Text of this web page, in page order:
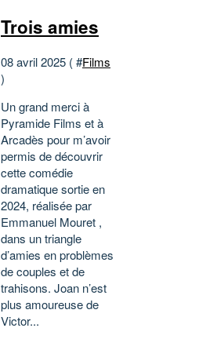
Trois amies
08 avril 2025 ( #Films
)
Un grand merci à
Pyramide Films et à
Arcadès pour m’avoir
permis de découvrir
cette comédie
dramatique sortie en
2024, réalisée par
Emmanuel Mouret ,
dans un triangle
d’amies en problèmes
de couples et de
trahisons. Joan n’est
plus amoureuse de
Victor...